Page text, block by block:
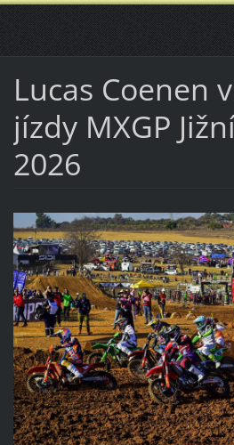
Lucas Coenen
jízdy MXGP
2026